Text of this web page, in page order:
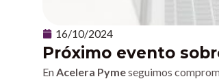
16/10/2024
Próximo evento
En Acelera Pymeseguimos